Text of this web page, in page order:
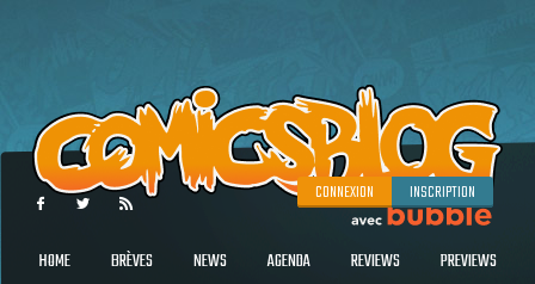
CONNEXION INSCRIPTION
HOME BRÈVES NEWS AGENDA REVIEWS PREVIEWS